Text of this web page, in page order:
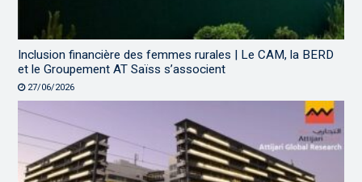
Inclusion financière des femmes rurales | Le CAM, la BERD
et le Groupement AT Saïss s’associent
27/06/2026